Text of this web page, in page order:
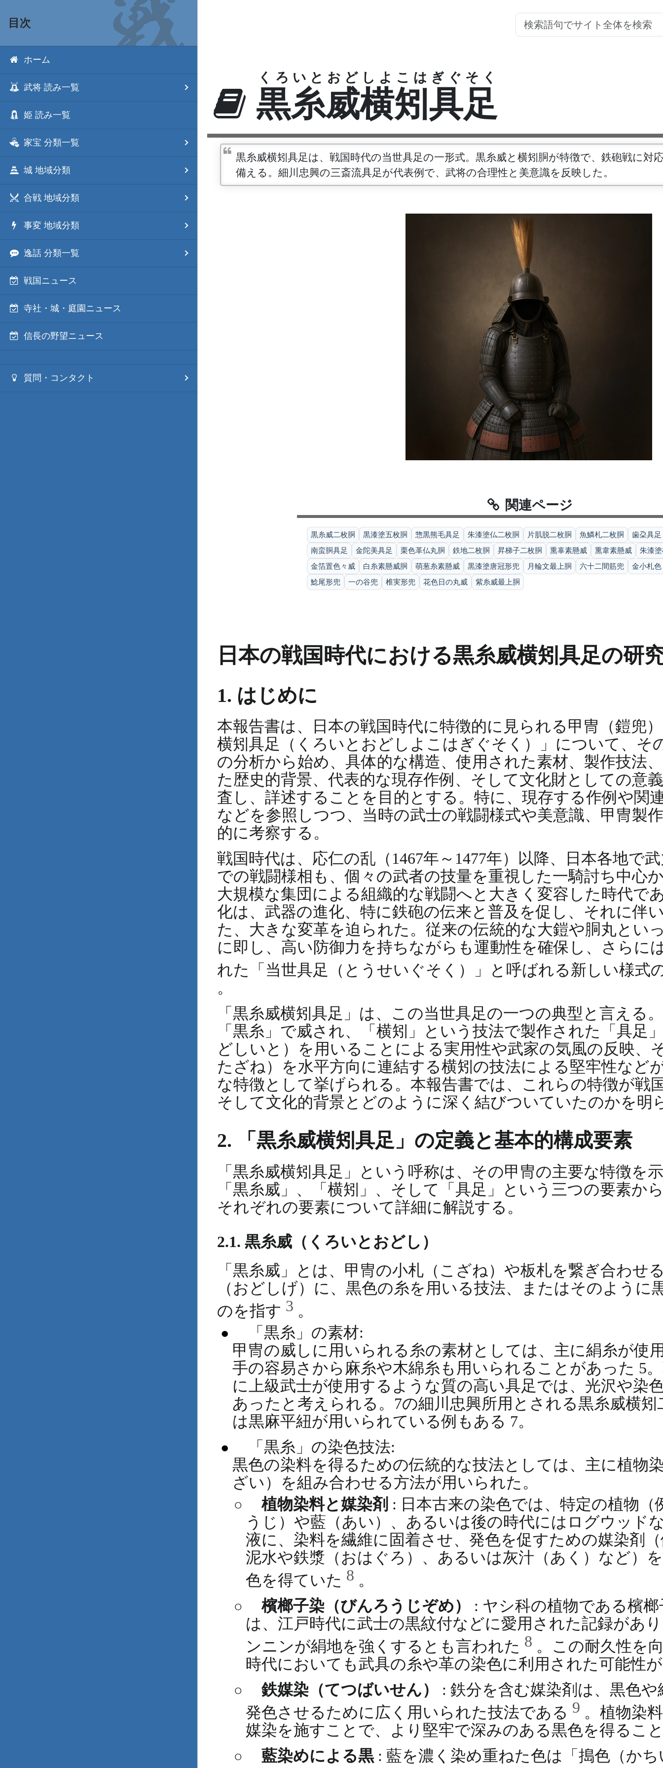
目次
ホーム
武将 読み一覧
姫 読み一覧
家宝 分類一覧
城 地域分類
合戦 地域分類
事変 地域分類
逸話 分類一覧
戦国ニュース
寺社・城・庭園ニュース
信長の野望ニュース
質問・コンタクト
黒糸威横矧具足
くろいとおどしよこはぎぐそく
黒糸威横矧具足は、戦国時代の当世具足の一形式。黒糸威と横矧胴が特徴で、鉄砲戦に対
備える。細川忠興の三斎流具足が代表例で、武将の合理性と美意識を反映した。
関連ページ
黒糸威二枚胴 黒漆塗五枚胴 惣黒熊毛具足 朱漆塗仏二枚胴 片肌脱二枚胴 魚鱗札二枚胴
歯朶具足
南蛮胴具足
金陀美具足 栗色革仏丸胴 鉄地二枚胴 昇梯子二枚胴 熏辜素懸威 熏韋素懸威
朱漆
金箔置色々威
白糸素懸威胴 萌葱糸素懸威 黒漆塗唐冠形兜 月輪文最上胴 六十二間筋兜
金小札色
鯰尾形兜
一の谷兜 椎実形兜 花色日の丸威 紫糸威最上胴
日本の戦国時代における黒糸威横矧具足の研
1. はじめに
本報告書は、日本の戦国時代に特徴的に見られる甲冑（鎧兜
横矧具足（くろいとおどしよこはぎぐそく）」について、そ
の分析から始め、具体的な構造、使用された素材、製作技法
た歴史的背景、代表的な現存作例、そして文化財としての意
査し、詳述することを目的とする。特に、現存する作例や関
などを参照しつつ、当時の武士の戦闘様式や美意識、甲冑製
的に考察する。
戦国時代は、応仁の乱（1467年～1477年）以降、日本各地で
での戦闘様相も、個々の武者の技量を重視した一騎討ち中心
大規模な集団による組織的な戦闘へと大きく変容した時代で
化は、武器の進化、特に鉄砲の伝来と普及を促し、それに伴
た、大きな変革を迫られた。従来の伝統的な大鎧や胴丸とい
に即し、高い防御力を持ちながらも運動性を確保し、さらに
れた「当世具足（とうせいぐそく）」と呼ばれる新しい様式
。
「黒糸威横矧具足」は、この当世具足の一つの典型と言える
「黒糸」で威され、「横矧」という技法で製作された「具足
どしいと）を用いることによる実用性や武家の気風の反映、
たざね）を水平方向に連結する横矧の技法による堅牢性など
な特徴として挙げられる。本報告書では、これらの特徴が戦
そして文化的背景とどのように深く結びついていたのかを明
2. 「黒糸威横矧具足」の定義と基本的構成要素
「黒糸威横矧具足」という呼称は、その甲冑の主要な特徴を
「黒糸威」、「横矧」、そして「具足」という三つの要素か
それぞれの要素について詳細に解説する。
2.1. 黒糸威（くろいとおどし）
「黒糸威」とは、甲冑の小札（こざね）や板札を繋ぎ合わせ
（おどしげ）に、黒色の糸を用いる技法、またはそのように
のを指す 3 。
「黒糸」の素材:
甲冑の威しに用いられる糸の素材としては、主に絹糸が使
手の容易さから麻糸や木綿糸も用いられることがあった 5
に上級武士が使用するような質の高い具足では、光沢や染
あったと考えられる。7の細川忠興所用とされる黒糸威横
は黒麻平紐が用いられている例もある 7。
「黒糸」の染色技法:
黒色の染料を得るための伝統的な技法としては、主に植物
ざい）を組み合わせる方法が用いられた。
植物染料と媒染剤 : 日本古来の染色では、特定の植物
うじ）や藍（あい）、あるいは後の時代にはログウッド
液に、染料を繊維に固着させ、発色を促すための媒染剤
泥水や鉄漿（おはぐろ）、あるいは灰汁（あく）など）
色を得ていた 8 。
檳榔子染（びんろうじぞめ） : ヤシ科の植物である檳
は、江戸時代に武士の黒紋付などに愛用された記録があ
ンニンが絹地を強くするとも言われた 8 。この耐久性を
時代においても武具の糸や革の染色に利用された可能性
鉄媒染（てつばいせん） : 鉄分を含む媒染剤は、黒色
発色させるために広く用いられた技法である 9 。植物染
媒染を施すことで、より堅牢で深みのある黒色を得るこ
藍染めによる黒 : 藍を濃く染め重ねた色は「搗色（か